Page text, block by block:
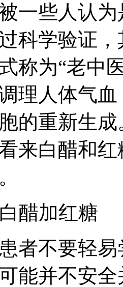
一些人认
科学验证
称为“老中
理人体气
的重新生
来白醋和
醋加红糖
者不要轻
能并不安